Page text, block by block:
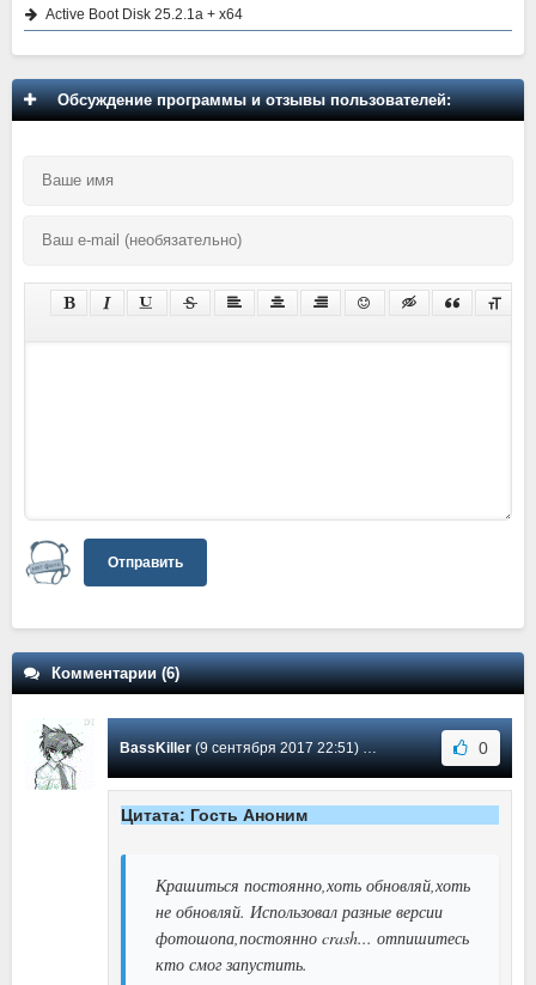
Active Boot Disk 25.2.1a + x64
Обсуждение программы и отзывы пользователей:
Отправить
Комментарии (6)
BassKiller(9 сентября 2017 22:51) Сообщение #6 0
Цитата: Гость Аноним
Крашиться постоянно,хоть обновляй,хоть
не обновляй. Использовал разные версии
фотошопа,постоянно crash... отпишитесь
кто смог запустить.